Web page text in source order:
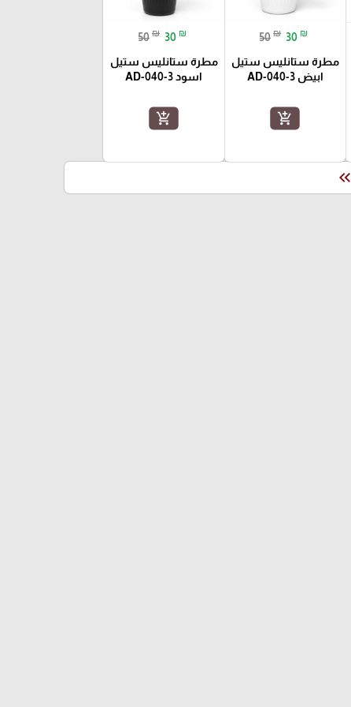
50 ₪ 30 ₪
مطرة ستانليس ستيل
ابيض AD-040-3
add_shopping_cart
50 ₪ 30 ₪
مطرة ستانليس ستيل
اسود AD-040-3
add_shopping_cart
keyboard_double_arrow_left